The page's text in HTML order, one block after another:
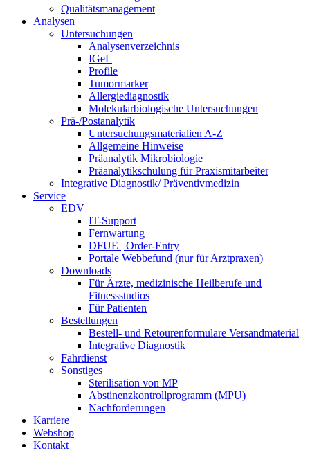
Qualitätsmanagement
Analysen
Untersuchungen
Analysenverzeichnis
IGeL
Profile
Tumormarker
Allergiediagnostik
Molekularbiologische Untersuchungen
Prä-/Postanalytik
Untersuchungsmaterialien A-Z
Allgemeine Hinweise
Präanalytik Mikrobiologie
Präanalytikschulung für Praxismitarbeiter
Integrative Diagnostik/ Präventivmedizin
Service
EDV
IT-Support
Fernwartung
DFUE | Order-Entry
Portale Webbefund (nur für Arztpraxen)
Downloads
Für Ärzte, medizinische Heilberufe und
Fitnessstudios
Für Patienten
Bestellungen
Bestell- und Retourenformulare Versandmaterial
Integrative Diagnostik
Fahrdienst
Sonstiges
Sterilisation von MP
Abstinenzkontrollprogramm (MPU)
Nachforderungen
Karriere
Webshop
Kontakt